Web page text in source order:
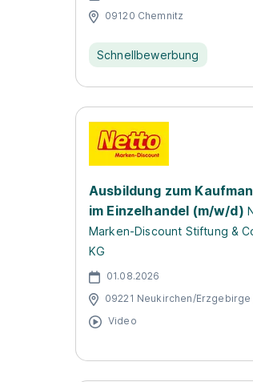
09120 Chemnitz
Schnellbewerbung
Ausbildung zum
im Einzelhandel (m/w/d)
Marken-Discount Stiftung &
KG
01.08.2026
09221 Neukirchen/Erzgebirge
Video